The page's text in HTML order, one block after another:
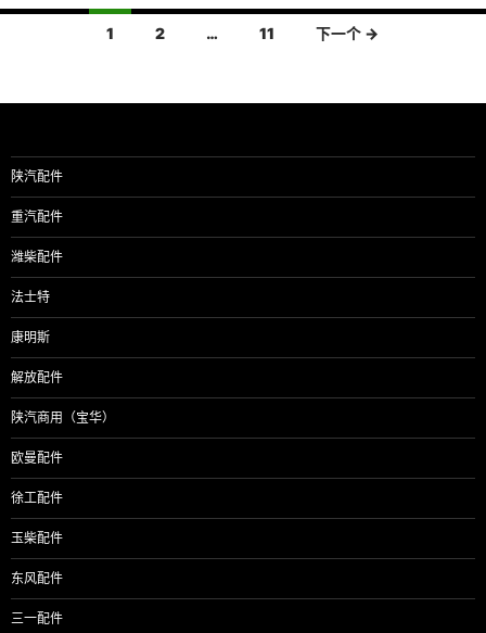
导
1 2 … 11 下一个 →
陕汽配件
重汽配件
潍柴配件
法士特
康明斯
解放配件
陕汽商用（宝华）
欧曼配件
徐工配件
玉柴配件
东风配件
三一配件